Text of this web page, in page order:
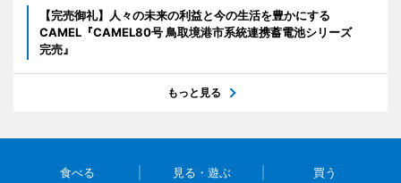
【完売御礼】人々の未来の利益と今の生活を豊かにする
CAMEL『CAMEL80号 鳥取境港市系統連携蓄電池シリーズ
完売』
もっと見る
食べる 見る・遊ぶ 買う